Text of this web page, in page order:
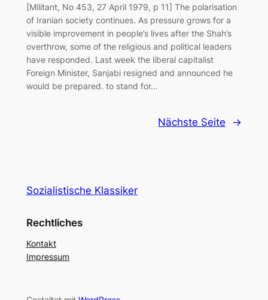
[Militant, No 453, 27 April 1979, p 11] The polarisation
of Iranian society continues. As pressure grows for a
visible improvement in people’s lives after the Shah’s
overthrow, some of the religious and political leaders
have responded. Last week the liberal capitalist
Foreign Minister, Sanjabi resigned and announced he
would be prepared. to stand for…
Nächste Seite →
Sozialistische Klassiker
Rechtliches
Kontakt
Impressum